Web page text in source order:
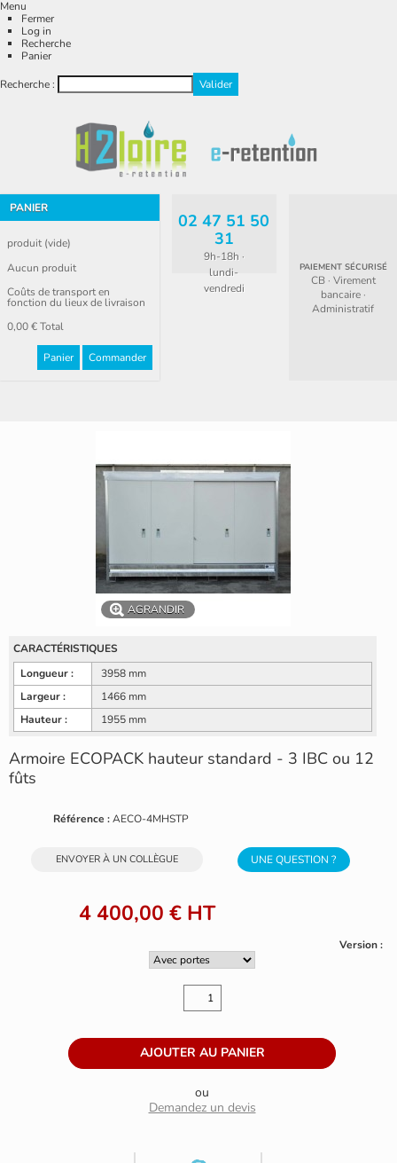
Menu
Fermer
Log in
Recherche
Panier
Recherche :
PANIER
produit (vide)
Aucun produit
Coûts de transport en
fonction du lieux de livraison
0,00 €Total
Panier Commander
02 47 51 50
31
9h-18h ·
lundi-
vendredi
PAIEMENT SÉCURISÉ
CB · Virement
bancaire ·
Administratif
AGRANDIR
CARACTÉRISTIQUES
Longueur :
3958 mm
Largeur :
1466 mm
Hauteur :
1955 mm
Armoire ECOPACK hauteur standard - 3 IBC ou 12
fûts
Référence : AECO-4MHSTP
UNE QUESTION ?
ENVOYER À UN COLLÈGUE
4 400,00 € HT
Version :
ou
Demandez un devis